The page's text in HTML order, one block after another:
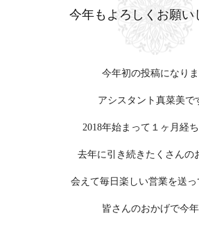
今年もよろしくお願い
今年初の投稿になり
アシスタント真菜美で
2018年始まって１ヶ月経
去年に引き続きたくさんの
会えて毎日楽しい営業を送っ
皆さんのおかげで今